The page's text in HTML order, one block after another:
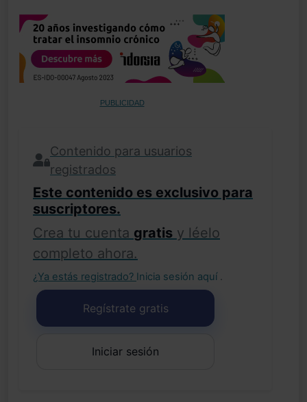
PUBLICIDAD
Contenido para usuarios
registrados
Este contenido es exclusivo para
suscriptores.
Crea tu cuenta gratis y léelo
completo ahora.
¿Ya estás registrado? Inicia sesión aquí .
Regístrate gratis
Iniciar sesión